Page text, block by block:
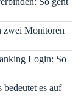
zwei Monitoren
Login: So
es auf